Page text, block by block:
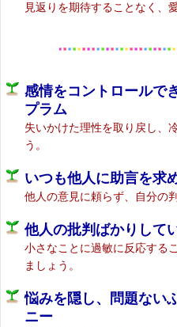
見返りを期待することなく、
感情をコントロールで
プラム
失いかけた理性を取り戻し、
う。
いつも他人に助言を求
他人の意見に頼らず、自分の
他人の批判ばかりして
小さなことに過敏に反応する
ましょう。
悩みを隠し、問題ない
ニー